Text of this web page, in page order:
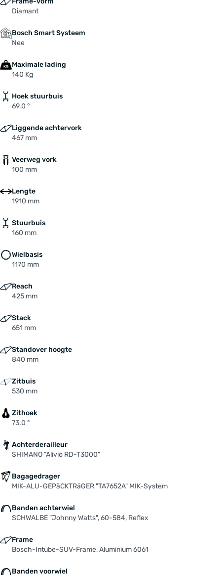
Diamant
Bosch Smart Systeem
Nee
Maximale lading
140 Kg
Hoek stuurbuis
69.0 °
Liggende achtervork
467 mm
Veerweg vork
100 mm
Lengte
1910 mm
Stuurbuis
160 mm
Wielbasis
1170 mm
Reach
425 mm
Stack
651 mm
Standover hoogte
840 mm
Zitbuis
530 mm
Zithoek
73.0 °
Achterderailleur
SHIMANO "Alivio RD-T3000"
Bagagedrager
MIK-ALU-GEPäCKTRäGER "TA7652A" MIK-System
Banden achterwiel
SCHWALBE "Johnny Watts", 60-584, Reflex
Frame
Bosch-Intube-SUV-Frame, Aluminium 6061
Banden voorwiel